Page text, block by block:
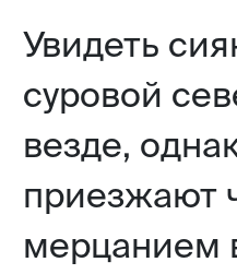
Увидеть
суровой
везде,
приезжают
мерцанием